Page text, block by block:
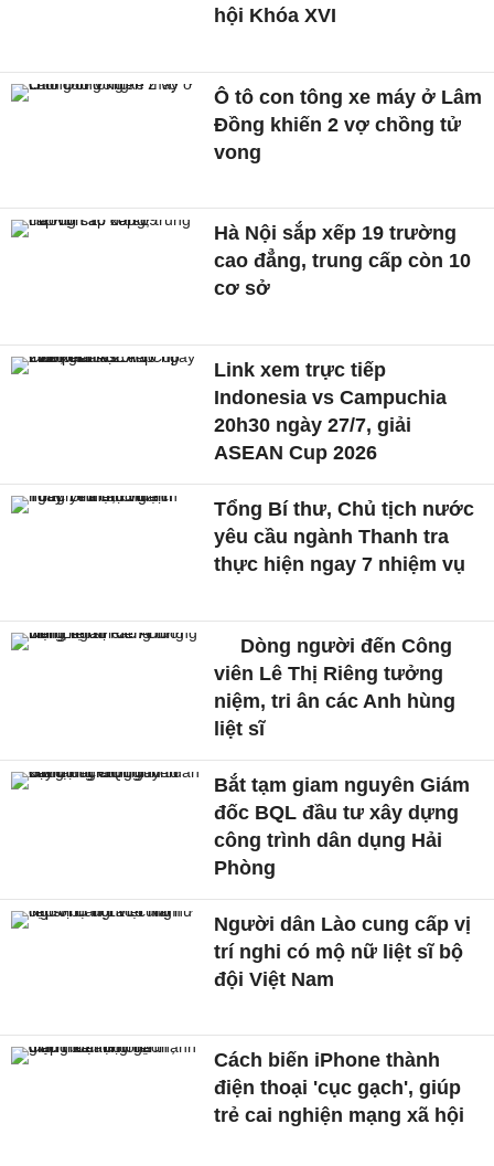
hội Khóa XVI
Ô tô con tông xe máy ở Lâm
Đồng khiến 2 vợ chồng tử
vong
Hà Nội sắp xếp 19 trường
cao đẳng, trung cấp còn 10
cơ sở
Link xem trực tiếp
Indonesia vs Campuchia
20h30 ngày 27/7, giải
ASEAN Cup 2026
Tổng Bí thư, Chủ tịch nước
yêu cầu ngành Thanh tra
thực hiện ngay 7 nhiệm vụ
Dòng người đến Công
viên Lê Thị Riêng tưởng
niệm, tri ân các Anh hùng
liệt sĩ
Bắt tạm giam nguyên Giám
đốc BQL đầu tư xây dựng
công trình dân dụng Hải
Phòng
Người dân Lào cung cấp vị
trí nghi có mộ nữ liệt sĩ bộ
đội Việt Nam
Cách biến iPhone thành
điện thoại 'cục gạch', giúp
trẻ cai nghiện mạng xã hội